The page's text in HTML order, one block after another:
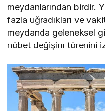
meydanlarından birdir.
fazla uğradıkları ve
meydanda geleneksel
nöbet değişim törenini